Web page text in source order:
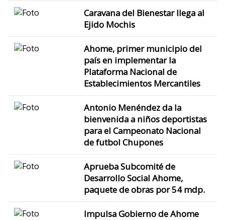
Caravana del Bienestar llega al
Ejido Mochis
Ahome, primer municipio del
país en implementar la
Plataforma Nacional de
Establecimientos Mercantiles
Antonio Menéndez da la
bienvenida a niños deportistas
para el Campeonato Nacional
de futbol Chupones
Aprueba Subcomité de
Desarrollo Social Ahome,
paquete de obras por 54 mdp.
Impulsa Gobierno de Ahome